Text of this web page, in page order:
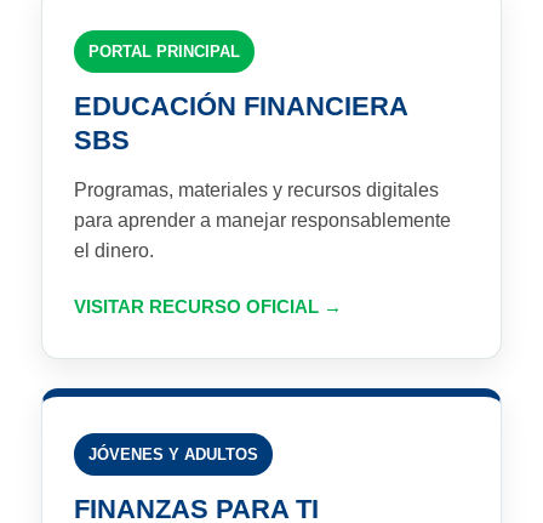
PORTAL PRINCIPAL
EDUCACIÓN FINANCIERA
SBS
Programas, materiales y recursos digitales
para aprender a manejar responsablemente
el dinero.
VISITAR RECURSO OFICIAL
JÓVENES Y ADULTOS
FINANZAS PARA TI